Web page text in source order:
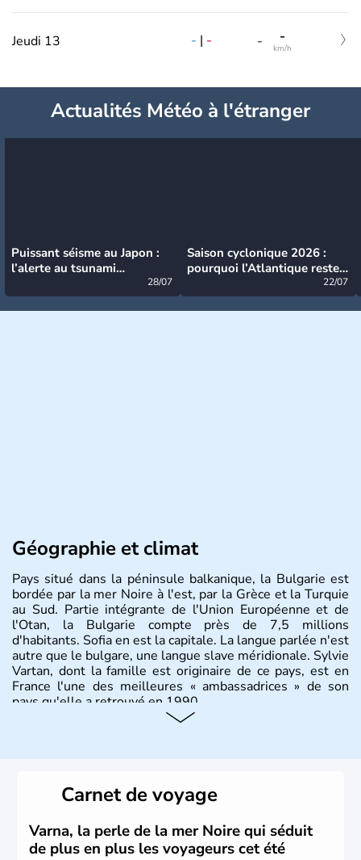
Jeudi 13 - | - - -
km/h
Actualités Météo à l'étranger
Puissant séisme au Japon :
l’alerte au tsunami
28/07
Saison cyclonique 2026 :
pourquoi l’Atlantique reste
22/07
Géographie et climat
Pays situé dans la péninsule balkanique, la Bulgarie est
bordée par la mer Noire à l'est, par la Grèce et la Turquie
au Sud. Partie intégrante de l'Union Européenne et de
l'Otan, la Bulgarie compte près de 7,5 millions
d'habitants. Sofia en est la capitale. La langue parlée n'est
autre que le bulgare, une langue slave méridionale. Sylvie
Vartan, dont la famille est originaire de ce pays, est en
France l'une des meilleures « ambassadrices » de son
pays qu'elle a retrouvé en 1990.
au Sud. Très puissant au Moyen-Âge, c’est aujourd’hui
une république parlementaire démocratique. La principale
caractéristique de la Bulgarieest sa division en bandes de
montagnes et de plaines orientées est-ouest.
Carnet de voyage
Varna, la perle de la mer Noire qui séduit
de plus en plus les voyageurs cet été